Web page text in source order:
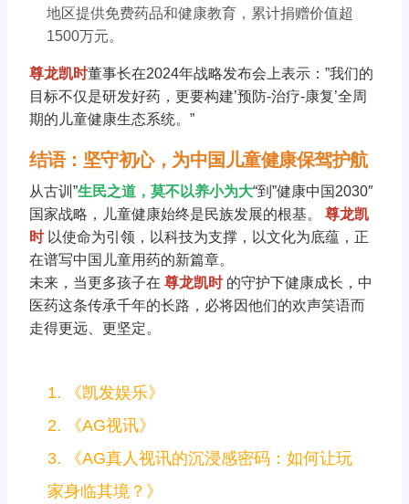
地区提供免费药品和健康教育，累计捐赠价值超
1500万元。
尊龙凯时董事长在2024年战略发布会上表示：”我们的
目标不仅是研发好药，更要构建’预防-治疗-康复’全周
期的儿童健康生态系统。”
结语：坚守初心，为中国儿童健康保驾护航
从古训”生民之道，莫不以养小为大“到”健康中国2030″
国家战略，儿童健康始终是民族发展的根基。尊龙凯
时以使命为引领，以科技为支撑，以文化为底蕴，正
在谱写中国儿童用药的新篇章。
未来，当更多孩子在尊龙凯时的守护下健康成长，中
医药这条传承千年的长路，必将因他们的欢声笑语而
走得更远、更坚定。
1.
《凯发娱乐》
2.
《AG视讯》
3.
《AG真人视讯的沉浸感密码：如何让玩
家身临其境？》